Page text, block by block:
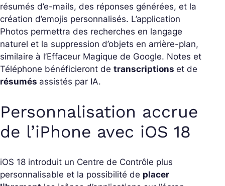
résumés d’e-mails, des réponses générées, et la
création d’emojis personnalisés. L’application
Photos permettra des recherches en langage
naturel et la suppression d’objets en arrière-plan,
similaire à l’Effaceur Magique de Google. Notes et
Téléphone bénéficieront de transcriptions et de
résumés assistés par IA.
Personnalisation accrue
de l’iPhone avec iOS 18
iOS 18 introduit un Centre de Contrôle plus
personnalisable et la possibilité de placer